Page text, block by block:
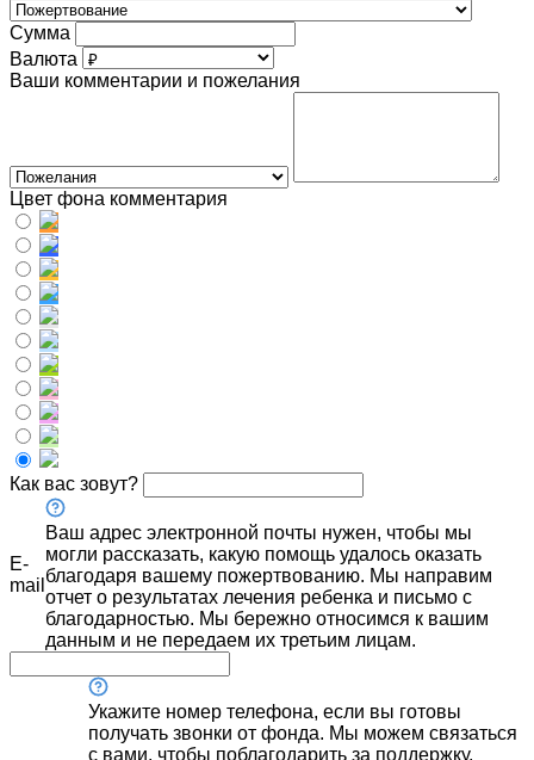
Сумма
Валюта
Ваши комментарии и пожелания
Цвет фона комментария
Как вас зовут?
E-
mail
Ваш адрес электронной почты нужен, чтобы мы
могли рассказать, какую помощь удалось оказать
благодаря вашему пожертвованию. Мы направим
отчет о результатах лечения ребенка и письмо с
благодарностью. Мы бережно относимся к вашим
данным и не передаем их третьим лицам.
Укажите номер телефона, если вы готовы
получать звонки от фонда. Мы можем связаться
с вами, чтобы поблагодарить за поддержку,